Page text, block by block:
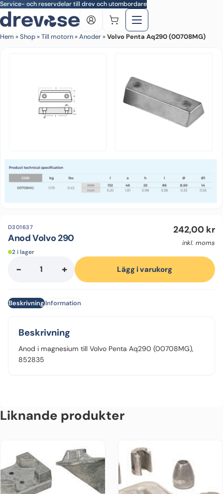
Skip to main content
Service- och reservdelar till drev och utombordare
Hem »Shop »Till motorn »Anoder »Volvo Penta Aq290 (00708MG)
D301637
Anod Volvo 290
242,00 kr
inkl. moms
2 i lager
-
Anod
mängd
+ Lägg i varukorg
BeskrivningInformation
Beskrivning
Anod i magnesium till Volvo Penta Aq290 (00708MG),
852835
Liknande produkter